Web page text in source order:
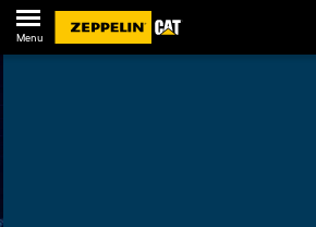
Menu